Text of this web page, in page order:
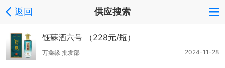
返回 供应搜索
钰蘇酒六号 （228元/瓶）
2024-11-28
万鑫缘 批发部